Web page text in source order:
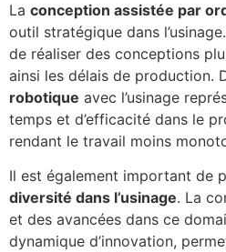
La conception assistée par
outil stratégique dans
de réaliser des conceptions
ainsi les délais de production.
robotique avec l’usinage
temps et d’efficacité dans le
rendant le travail moins
Il est également important de
diversité dans l’usinage. La
et des avancées dans ce
dynamique d’innovation,